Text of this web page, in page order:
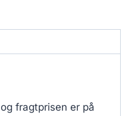
og fragtprisen er på